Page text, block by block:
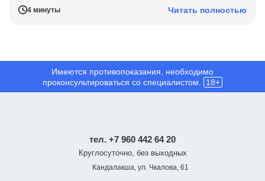
4 минуты Читать полностью
Имеются противопоказания, необходимо
проконсультироваться со специалистом.
18+
тел. +7 960 442 64 20
Круглосуточно, без выходных
Кандалакша, ул. Чкалова, 61